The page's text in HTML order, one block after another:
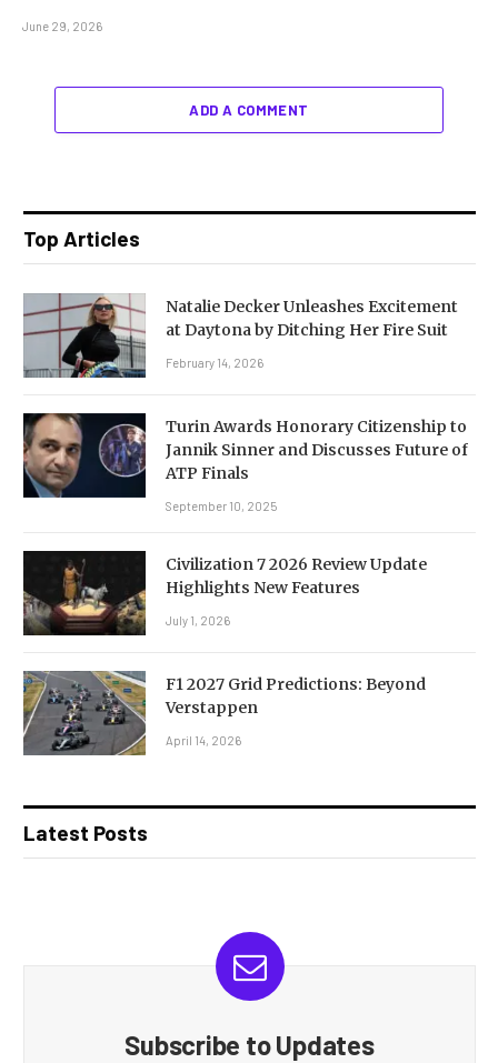
June 29, 2026
ADD A COMMENT
Top Articles
Natalie Decker Unleashes Excitement
at Daytona by Ditching Her Fire Suit
February 14, 2026
Turin Awards Honorary Citizenship to
Jannik Sinner and Discusses Future of
ATP Finals
September 10, 2025
Civilization 7 2026 Review Update
Highlights New Features
July 1, 2026
F1 2027 Grid Predictions: Beyond
Verstappen
April 14, 2026
Latest Posts
Subscribe to Updates